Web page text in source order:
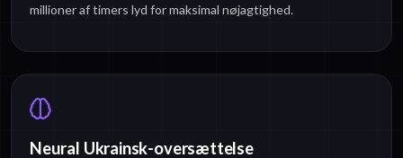
millioner af timers lyd for maksimal nøjagtighed.
Neural Ukrainsk-oversættelse